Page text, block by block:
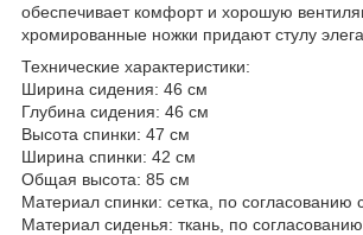
обеспечивает комфорт и хорошую
хромированные ножки придают стулу
Технические характеристики:
Ширина сидения: 46 см
Глубина сидения: 46 см
Высота спинки: 47 см
Ширина спинки: 42 см
Общая высота: 85 см
Материал спинки: сетка, по согласованию
Материал сиденья: ткань, по согласованию